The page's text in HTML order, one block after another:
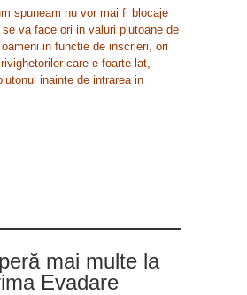
spuneam nu vor mai fi blocaje
va face ori in valuri plutoane de
in functie de inscrieri, ori
care e foarte lat,
inainte de intrarea in
mai multe la
Evadare